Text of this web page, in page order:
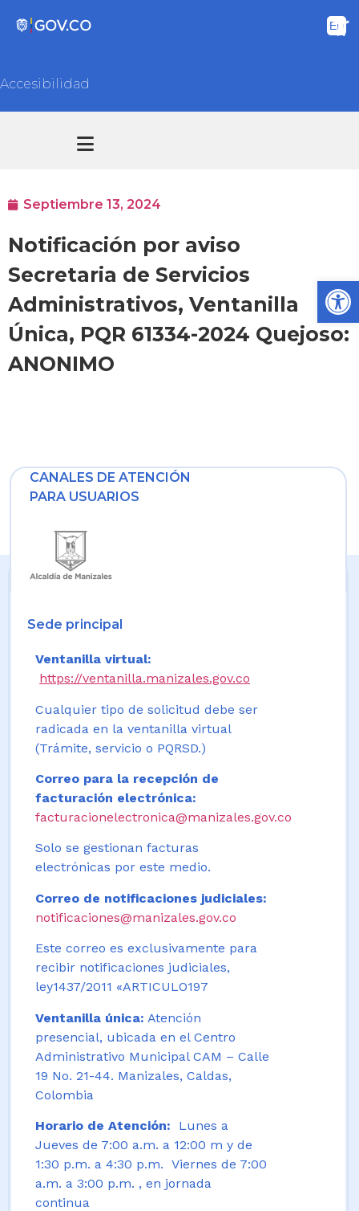
Accesibilidad
Septiembre 13, 2024
Notificación por aviso
Secretaria de Servicios
Administrativos, Ventanilla
Única, PQR 61334-2024 Quejoso:
ANONIMO
CANALES DE ATENCIÓN
PARA USUARIOS
Sede principal
Ventanilla virtual:
https://ventanilla.manizales.gov.co
Cualquier tipo de solicitud debe ser
radicada en la ventanilla virtual
(Trámite, servicio o PQRSD.)
Correo para la recepción de
facturación electrónica:
facturacionelectronica@manizales.gov.co
Solo se gestionan facturas
electrónicas por este medio.
Correo de notificaciones judiciales:
notificaciones@manizales.gov.co
Este correo es exclusivamente para
recibir notificaciones judiciales,
ley1437/2011 «ARTICULO197
Ventanilla única: Atención
presencial, ubicada en el Centro
Administrativo Municipal CAM – Calle
19 No. 21-44. Manizales, Caldas,
Colombia
Horario de Atención:
Lunes a
Jueves de 7:00 a.m. a 12:00 m y de
1:30 p.m. a 4:30 p.m. Viernes de 7:00
a.m. a 3:00 p.m. , en jornada
continua